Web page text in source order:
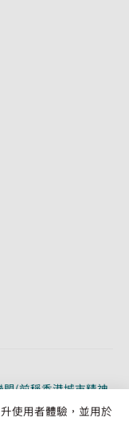
盟(前稱香港城市精神
91/19956）第 88 條獲
利。
使用者體驗，並用於